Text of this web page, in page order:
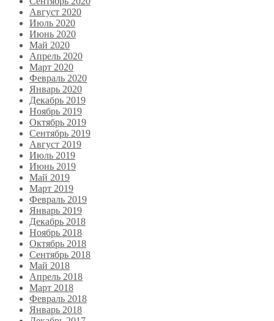
Август 2020
Июль 2020
Июнь 2020
Май 2020
Апрель 2020
Март 2020
Февраль 2020
Январь 2020
Декабрь 2019
Ноябрь 2019
Октябрь 2019
Сентябрь 2019
Август 2019
Июль 2019
Июнь 2019
Май 2019
Март 2019
Февраль 2019
Январь 2019
Декабрь 2018
Ноябрь 2018
Октябрь 2018
Сентябрь 2018
Май 2018
Апрель 2018
Март 2018
Февраль 2018
Январь 2018